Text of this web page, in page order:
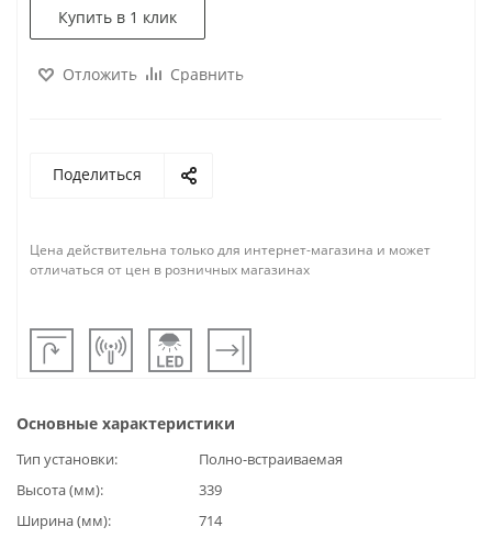
Купить в 1 клик
Отложить Сравнить
Поделиться
Цена действительна только для интернет-магазина и может
отличаться от цен в розничных магазинах
Основные характеристики
Тип установки
Полно-встраиваемая
Высота (мм)
339
Ширина (мм)
714